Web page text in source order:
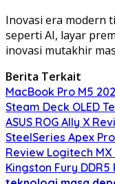
Inovasi era modern
seperti AI, layar
inovasi mutakhir
Berita Terkait
MacBook Pro M5
Steam Deck OLED
ASUS ROG Ally X
SteelSeries Apex
Review Logitech
Kingston Fury